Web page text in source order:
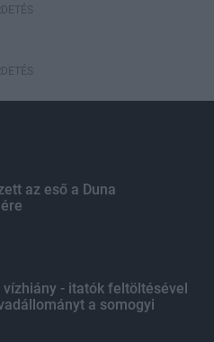
az eső a Duna
vízhiány - itatók feltöltésével
a somogyi